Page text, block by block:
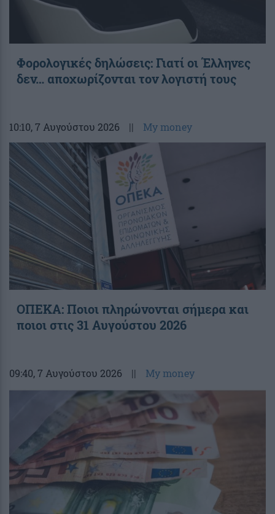
Φορολογικές δηλώσεις: Γιατί οι Έλληνες
δεν… αποχωρίζονται τον λογιστή τους
10:10, 7 Αυγούστου 2026 || My money
ΟΠΕΚΑ: Ποιοι πληρώνονται σήμερα και
ποιοι στις 31 Αυγούστου 2026
09:40, 7 Αυγούστου 2026 || My money